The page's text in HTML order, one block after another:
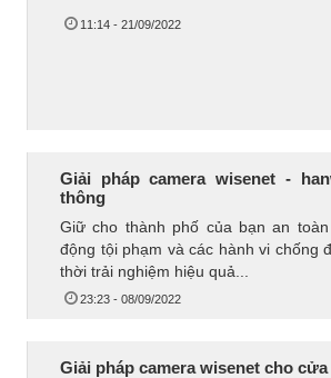
11:14 - 21/09/2022
Giải pháp camera wisenet -
thông
Giữ cho thành phố của bạn an
động tội phạm và các hành vi chống
thời trải nghiệm hiệu quả...
23:23 - 08/09/2022
Giải pháp camera wisenet cho